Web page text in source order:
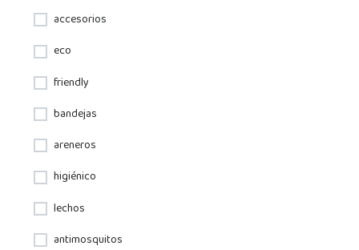
accesorios
eco
friendly
bandejas
areneros
higiénico
lechos
antimosquitos